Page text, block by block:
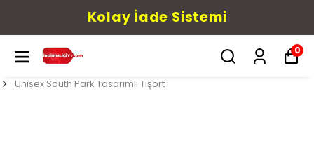
Kolay İade Sistemi
0
Unisex South Park Tasarımlı Tişört